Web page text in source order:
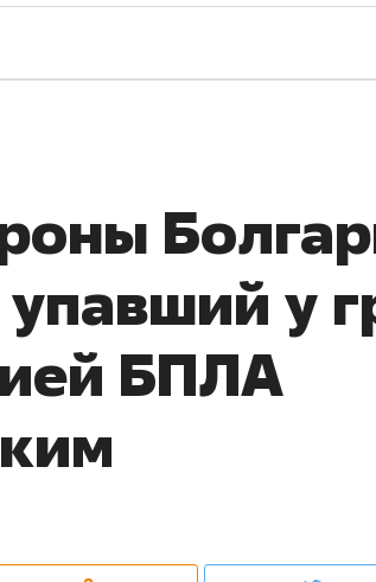
упавший у
БПЛА